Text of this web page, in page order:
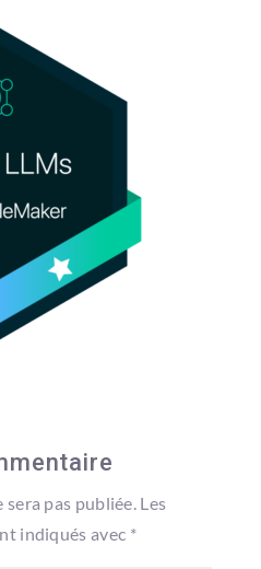
pas publiée. Les
indiqués avec *